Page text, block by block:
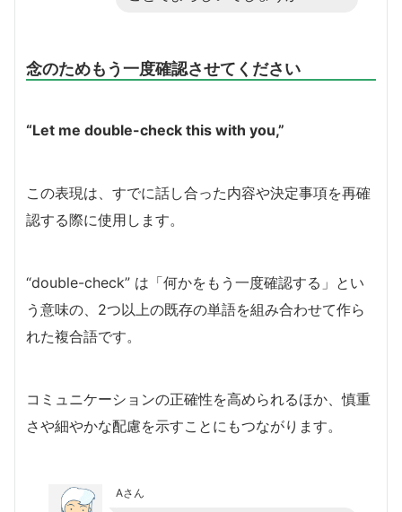
念のためもう一度確認させてください
“Let me double-check this with you,”
この表現は、すでに話し合った内容や決定事項を再確
認する際に使用します。
“double-check” は「何かをもう一度確認する」とい
う意味の、2つ以上の既存の単語を組み合わせて作ら
れた複合語です。
コミュニケーションの正確性を高められるほか、慎重
さや細やかな配慮を示すことにもつながります。
Aさん